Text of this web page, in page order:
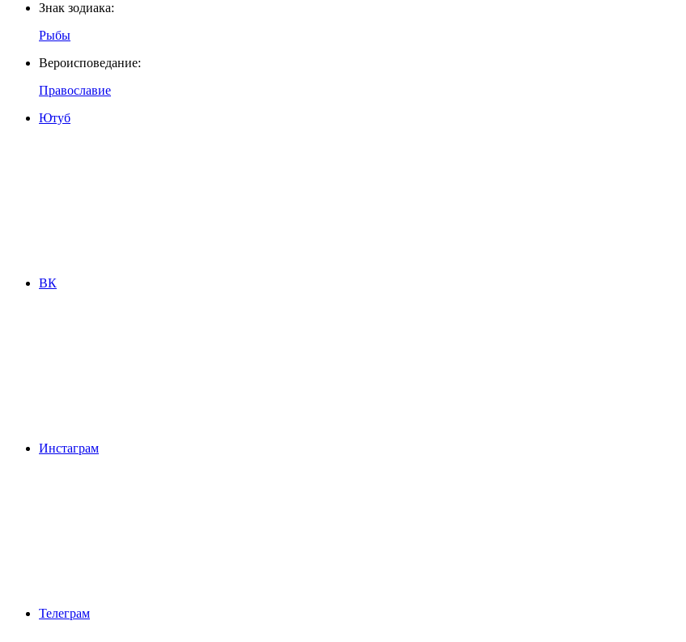
Знак зодиака:
Рыбы
Вероисповедание:
Православие
Ютуб
ВК
Инстаграм
Телеграм